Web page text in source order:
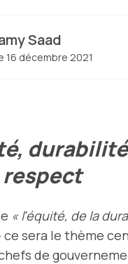
Saad
16 décembre 2021
respect
« l'équité, de la
ce sera le thème
de